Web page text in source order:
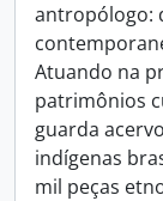
antropólogo:
Atuando na
patrimônios
guarda
indígenas
mil peças